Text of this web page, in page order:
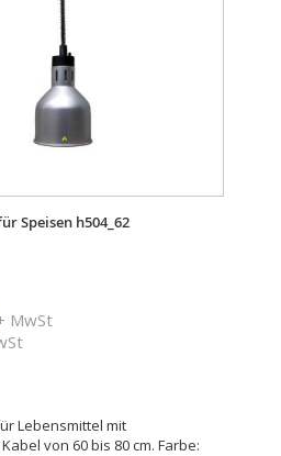
Speisen h504_62
MwSt
Lebensmittel mit
von 60 bis 80 cm. Farbe: